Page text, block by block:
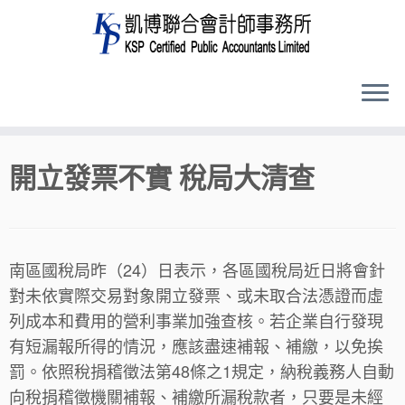
to
content
開立發票不實 稅局大清查
南區國稅局昨（24）日表示，各區國稅局近日將會針
對未依實際交易對象開立發票、或未取合法憑證而虛
列成本和費用的營利事業加強查核。若企業自行發現
有短漏報所得的情況，應該盡速補報、補繳，以免挨
罰。依照稅捐稽徵法第48條之1規定，納稅義務人自動
向稅捐稽徵機關補報、補繳所漏稅款者，只要是未經